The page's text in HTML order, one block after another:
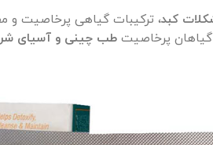
کبد، ترکیبات گیاهی پرخاصیت
پرخاصیت طب چینی و آسیای